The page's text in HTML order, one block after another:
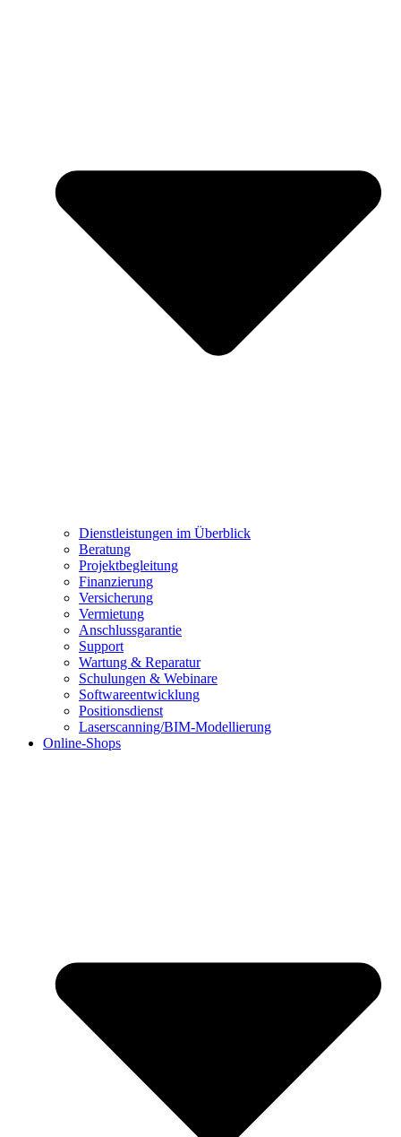
Dienstleistungen im Überblick
Beratung
Projektbegleitung
Finanzierung
Versicherung
Vermietung
Anschlussgarantie
Support
Wartung & Reparatur
Schulungen & Webinare
Softwareentwicklung
Positionsdienst
Laserscanning/BIM-Modellierung
Online-Shops